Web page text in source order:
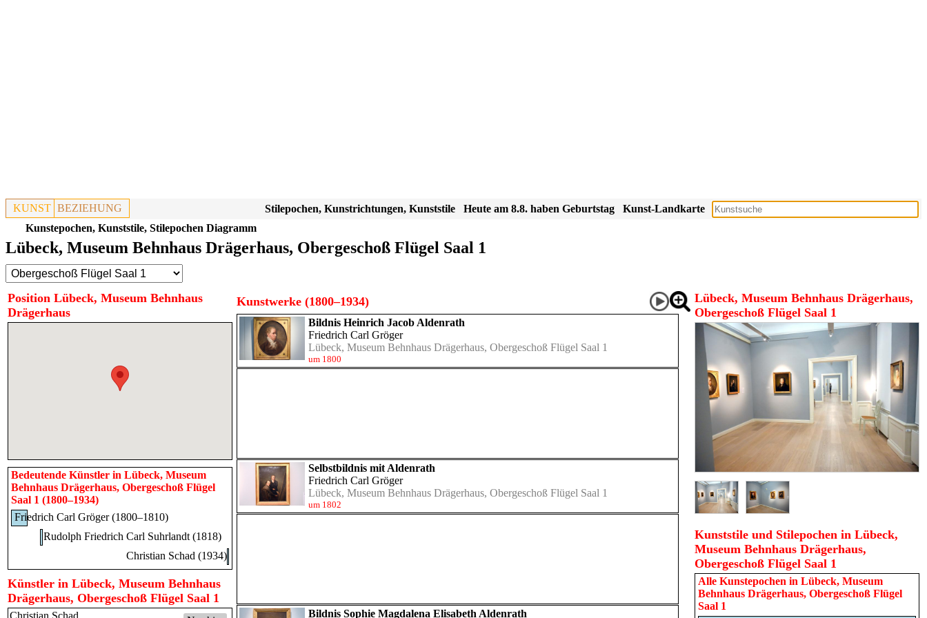
KUNST BEZIEHUNG Kunst-Landkarte
Heute am 8.8. haben Geburtstag
Stilepochen, Kunstrichtungen, Kunststile
Kunstepochen, Kunststile, Stilepochen Diagramm
Lübeck, Museum Behnhaus Drägerhaus, Obergeschoß Flügel Saal 1
Position Lübeck, Museum Behnhaus
Drägerhaus
Bedeutende Künstler in Lübeck, Museum
Behnhaus Drägerhaus, Obergeschoß Flügel
Saal 1 (1800–1934)
Friedrich Carl Gröger (1800–1810)
Rudolph Friedrich Carl Suhrlandt (1818)
Christian Schad (1934)
Künstler in Lübeck, Museum Behnhaus
Drägerhaus, Obergeschoß Flügel Saal 1
Christian Schad
Kunstwerke (1800–1934)
Bildnis Heinrich Jacob Aldenrath
Friedrich Carl Gröger
Lübeck, Museum Behnhaus Drägerhaus, Obergeschoß Flügel Saal 1
um 1800
Selbstbildnis mit Aldenrath
Friedrich Carl Gröger
Lübeck, Museum Behnhaus Drägerhaus, Obergeschoß Flügel Saal 1
um 1802
Bildnis Sophie Magdalena Elisabeth Aldenrath
Lübeck, Museum Behnhaus Drägerhaus,
Obergeschoß Flügel Saal 1
Kunststile und Stilepochen in Lübeck,
Museum Behnhaus Drägerhaus,
Obergeschoß Flügel Saal 1
Alle Kunstepochen in Lübeck, Museum
Behnhaus Drägerhaus, Obergeschoß Flügel
Saal 1